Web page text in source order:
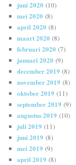
juni 2020 (10)
mei 2020 (8)
april 2020 (8)
maart 2020 (8)
februari 2020 (7)
januari 2020 (9)
december 2019 (8)
november 2019 (8)
oktober 2019 (11)
september 2019 (9)
augustus 2019 (10)
juli 2019 (11)
juni 2019 (8)
mei 2019 (9)
april 2019 (8)